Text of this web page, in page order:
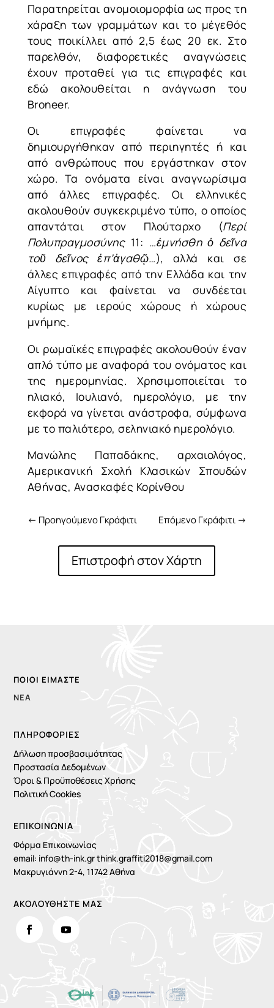
Παρατηρείται ανομοιομορφία ως προς τη
χάραξη των γραμμάτων και το μέγεθός
τους ποικίλλει από 2,5 έως 20 εκ. Στο
παρελθόν, διαφορετικές αναγνώσεις
έχουν προταθεί για τις επιγραφές και
εδώ ακολουθείται η ανάγνωση του
Broneer.
Οι επιγραφές φαίνεται να
δημιουργήθηκαν από περιηγητές ή και
από ανθρώπους που εργάστηκαν στον
χώρο. Τα ονόματα είναι αναγνωρίσιμα
από άλλες επιγραφές. Οι ελληνικές
ακολουθούν συγκεκριμένο τύπο, ο οποίος
απαντάται στον Πλούταρχο (Περί
Πολυπραγμοσύνης11: …ἐμνήσθη ὁ δεῖνα
τοῦ δεῖνος ἐπ’ἀγαθῷ…), αλλά και σε
άλλες επιγραφές από την Ελλάδα και την
Αίγυπτο και φαίνεται να συνδέεται
κυρίως με ιερούς χώρους ή χώρους
μνήμης.
Οι ρωμαϊκές επιγραφές ακολουθούν έναν
απλό τύπο με αναφορά του ονόματος και
της ημερομηνίας. Χρησιμοποιείται το
ηλιακό, Ιουλιανό, ημερολόγιο, με την
εκφορά να γίνεται ανάστροφα, σύμφωνα
με το παλιότερο, σεληνιακό ημερολόγιο.
Μανώλης Παπαδάκης, αρχαιολόγος,
Αμερικανική Σχολή Κλασικών Σπουδών
Αθήνας, Ανασκαφές Κορίνθου
← Προηγούμενο Γκράφιτι Επόμενο Γκράφιτι →
Επιστροφή στον Χάρτη
ΠΟΙΟΙ ΕΊΜΑΣΤΕ
ΝΈΑ
ΠΛΗΡΟΦΟΡΊΕΣ
Δήλωση προσβασιμότητας
Προστασία Δεδομένων
Όροι & Προϋποθέσεις Χρήσης
Πολιτική Cookies
ΕΠΙΚΟΙΝΩΝΙΑ
Φόρμα Επικοινωνίας
email: info@th-ink.grthink.graffiti2018@gmail.com
Μακρυγιάννη 2-4, 11742 Αθήνα
ΑΚΟΛΟΥΘΗΣΤΕ ΜΑΣ